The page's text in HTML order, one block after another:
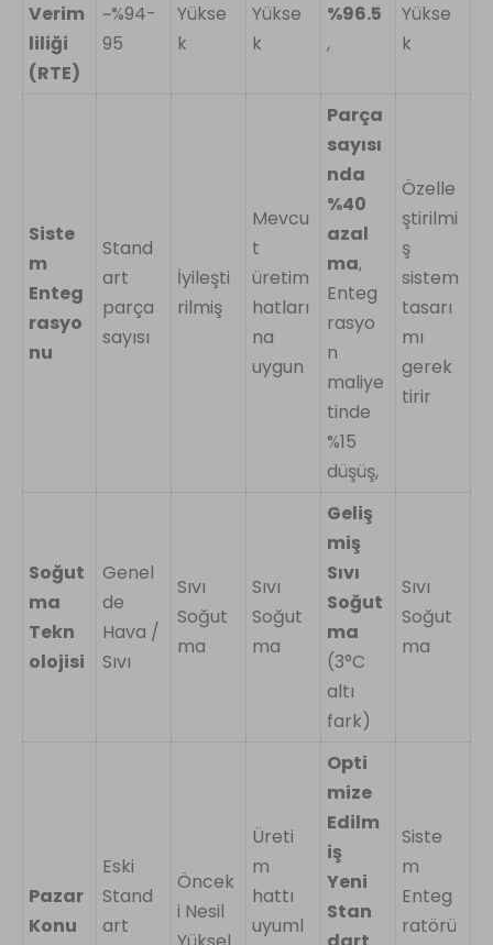
Verim
liliği
(RTE)
~%94-
95
Yükse
k
Yükse
k
%96.5
,
Yükse
k
Siste
m
Enteg
rasyo
nu
Stand
art
parça
sayısı
İyileşti
rilmiş
Mevcu
t
üretim
hatları
na
uygun
Parça
sayısı
nda
%40
azal
ma,
Enteg
rasyo
n
maliye
tinde
%15
düşüş,
Özelle
ştirilmi
ş
sistem
tasarı
mı
gerek
tirir
Soğut
ma
Tekn
olojisi
Genel
de
Hava /
Sıvı
Sıvı
Soğut
ma
Sıvı
Soğut
ma
Geliş
miş
Sıvı
Soğut
ma
(3°C
altı
fark)
Sıvı
Soğut
ma
Pazar
Konu
Eski
Stand
art
Öncek
i Nesil
Üreti
m
hattı
uyuml
Opti
mize
Edilm
iş
Yeni
Stan
Siste
m
Enteg
ratörü